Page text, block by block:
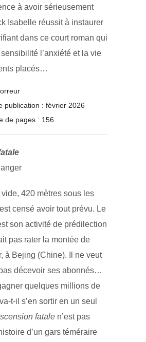
à avoir sérieusement
Isabelle réussit à instaurer
dans ce court roman qui
l’anxiété et la vie
placés…
publication : février 2026
de pages : 156
420 mètres sous les
censé avoir tout prévu. Le
son activité de prédilection
pas rater la montée de
à Bejing (Chine). Il ne veut
décevoir ses abonnés…
quelques millions de
t-il s’en sortir en un seul
fatale n’est pas
d’un gars téméraire